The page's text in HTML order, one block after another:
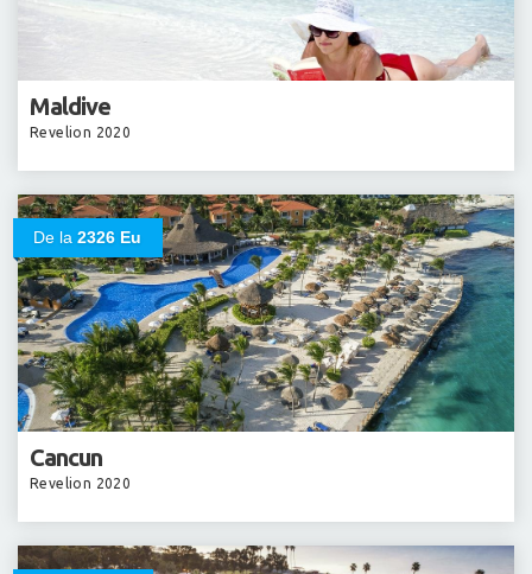
Maldive
Revelion 2020
De la 2326 Eu
Cancun
Revelion 2020